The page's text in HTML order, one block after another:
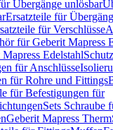
Übergänge unlösbar
Ersatzteile für
für Verschlüsse
für Geberit Mapress
Edelstahl
für Anschlüsse
für Rohre und Fittings
für Befestigungen für
Sets Schraube
Geberit Mapress Therm